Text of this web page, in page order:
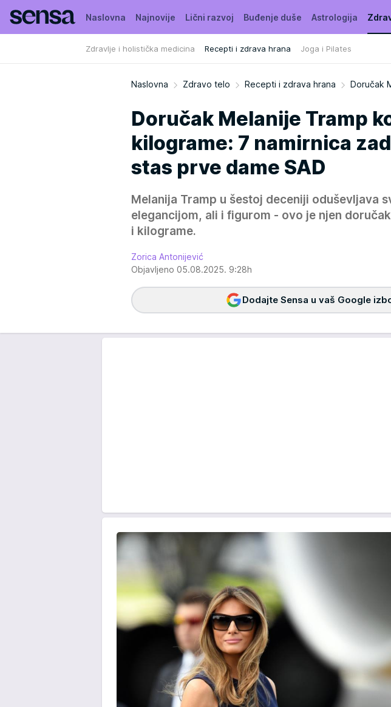
Naslovna Najnovije Lični razvoj Buđenje duše Astrologija
Zdravlje i holistička medicina Recepti i zdrava hrana Joga i Pilates
Naslovna Zdravo telo Recepti i zdrava hrana Doručak
Doručak Melanije Tramp
kilograme: 7 namirnica
stas prve dame SAD
Melanija Tramp u šestoj deceniji oduševljava
elegancijom, ali i figurom - ovo je njen
i kilograme.
Zorica Antonijević
Objavljeno 05.08.2025. 9:28h
Dodajte Sensa u vaš Google